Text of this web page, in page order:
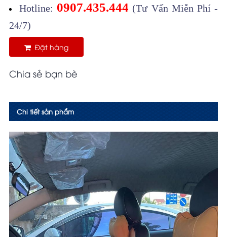
Hotline: 0907.435.444 (Tư Vấn Miễn Phí -
24/7)
Đặt hàng
Chia sẻ bạn bè
Chi tiết sản phẩm